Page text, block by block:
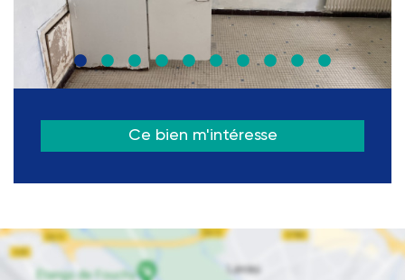
Ce bien m'intéresse